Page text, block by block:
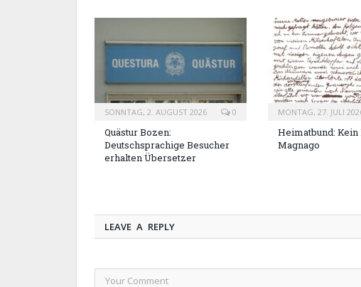
SONNTAG, 2. AUGUST 2026 0
Quästur Bozen:
Deutschsprachige Besucher
erhalten Übersetzer
MONTAG, 27. JULI
Heimatbund:
Magnago
LEAVE A REPLY